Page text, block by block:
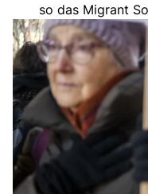
so das Migrant